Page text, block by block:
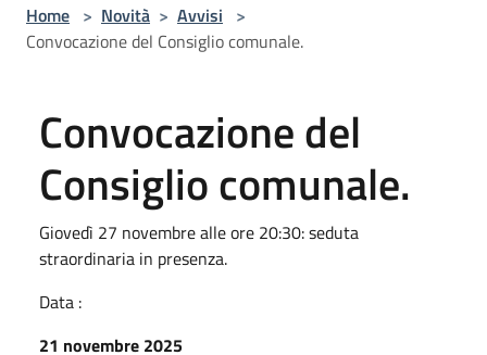
Home > Novità > Avvisi >
Convocazione del Consiglio comunale.
Convocazione del
Consiglio comunale.
Giovedì 27 novembre alle ore 20:30: seduta
straordinaria in presenza.
Data :
21 novembre 2025